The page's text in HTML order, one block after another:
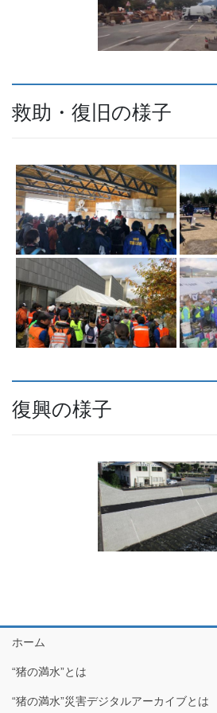
救助・復旧の様子
復興の様子
ホーム
“猪の満水”とは
“猪の満水”災害デジタルアーカイブとは